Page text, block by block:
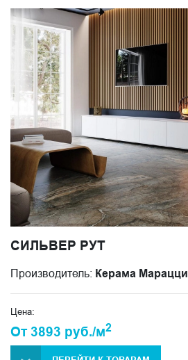
СИЛЬВЕР РУТ
Производитель: Керама Марацци
Цена:
От 3893 руб./м2